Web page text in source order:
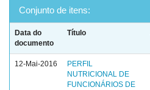
Conjunto de itens:
Data do
documento
Título
12-Mai-2016
PERFIL
NUTRICIONAL DE
FUNCIONÁRIOS DE